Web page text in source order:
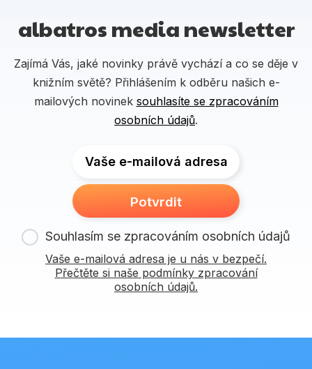
albatros media newsletter
Zajímá Vás, jaké novinky právě vychází a co se děje v
knižním světě? Přihlášením k odběru našich e-
mailových novinek souhlasíte se zpracováním
osobních údajů.
Vaše e-mailová adresa
Potvrdit
Souhlasím se zpracováním osobních údajů
Vaše e-mailová adresa je u nás v bezpečí.
Přečtěte si naše podmínky zpracování
osobních údajů.